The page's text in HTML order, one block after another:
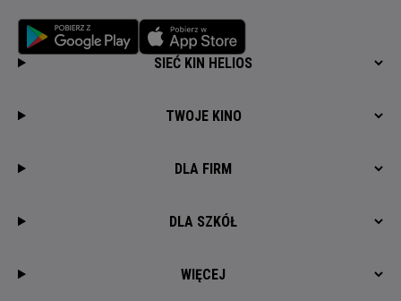
SIEĆ KIN HELIOS
TWOJE KINO
DLA FIRM
DLA SZKÓŁ
WIĘCEJ